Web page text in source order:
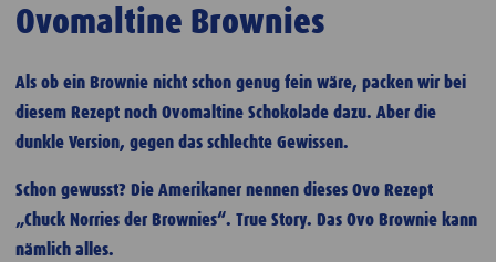
Ovomaltine Brownies
Als ob ein Brownie nicht schon genug fein wäre, packen wir bei
diesem Rezept noch Ovomaltine Schokolade dazu. Aber die
dunkle Version, gegen das schlechte Gewissen.
Schon gewusst? Die Amerikaner nennen dieses Ovo Rezept
„Chuck Norries der Brownies“. True Story. Das Ovo Brownie kann
nämlich alles.